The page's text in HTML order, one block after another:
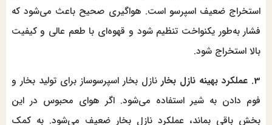
استخراج ضعیف اسپرسو است. هواگیری صحیح باعث می‌شود که
فشار به‌طور یکنواخت تنظیم شود و قهوه‌ای با طعم عالی و کیفیت
بالا استخراج شود.
3. عملکرد بهینه نازل بخار
نازل بخار اسپرسوساز برای تولید بخار و
فوم دادن به شیر استفاده می‌شود. اگر هوای محبوس در این
بخش باقی بماند، عملکرد نازل بخار ضعیف می‌شود. به کمک